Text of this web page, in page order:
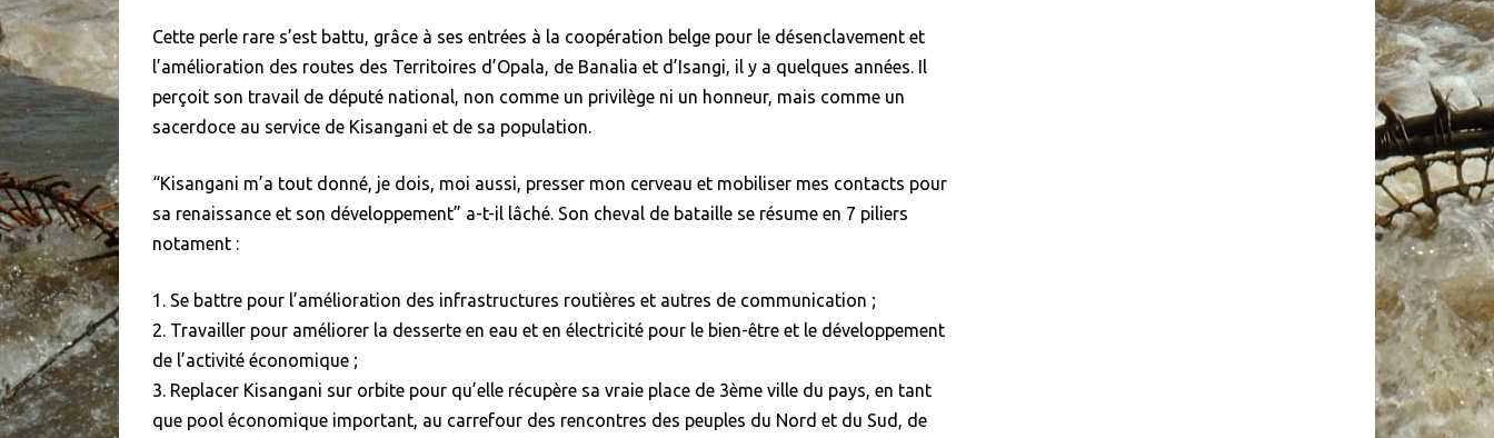
Cette perle rare s’est battu, grâce à ses entrées à la coopération belge pour le désenclavement et
l’amélioration des routes des Territoires d’Opala, de Banalia et d’Isangi, il y a quelques années. Il
perçoit son travail de député national, non comme un privilège ni un honneur, mais comme un
sacerdoce au service de Kisangani et de sa population.
“Kisangani m’a tout donné, je dois, moi aussi, presser mon cerveau et mobiliser mes contacts pour
sa renaissance et son développement” a-t-il lâché. Son cheval de bataille se résume en 7 piliers
notament :
1. Se battre pour l’amélioration des infrastructures routières et autres de communication ;
2. Travailler pour améliorer la desserte en eau et en électricité pour le bien-être et le développement
de l’activité économique ;
3. Replacer Kisangani sur orbite pour qu’elle récupère sa vraie place de 3ème ville du pays, en tant
que pool économique important, au carrefour des rencontres des peuples du Nord et du Sud, de